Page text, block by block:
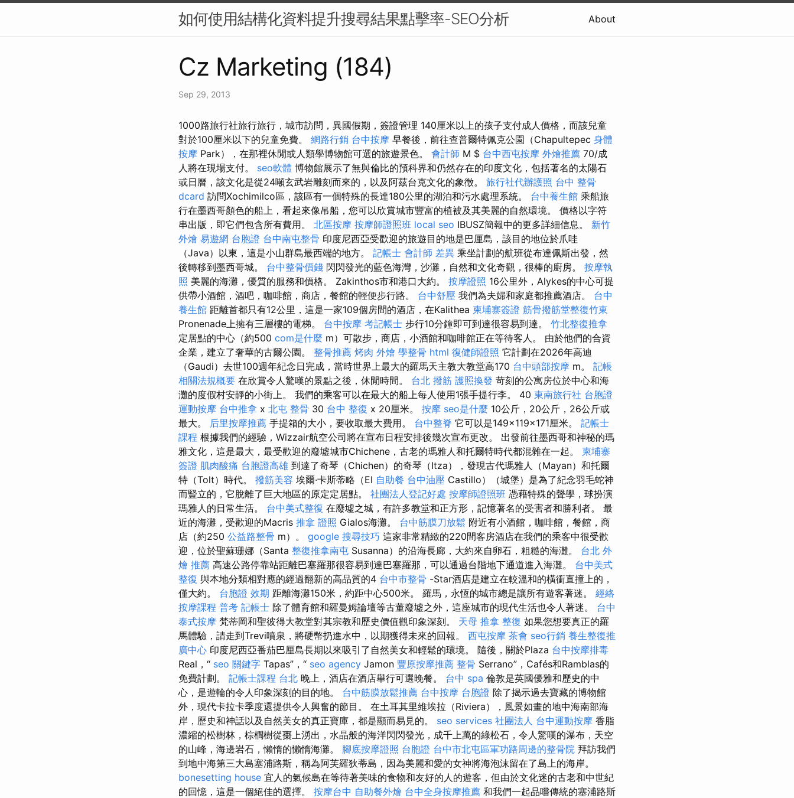
如何使用結構化資料提升搜尋結果點擊率-SEO分析 About
Cz Marketing (184)
Sep 29, 2013
1000路旅行社旅行旅行，城市訪問，異國假期，簽證管理 140厘米以上的孩子支付成人價格，而該兒童
對於100厘米以下的兒童免費。 網路行銷 台中按摩 早餐後，前往查普爾特佩克公園（Chapultepec 身體
按摩 Park），在那裡休閒或人類學博物館可選的旅遊景色。 會計師 M $ 台中西屯按摩 外燴推薦 70/成
人將在現場支付。 seo軟體 博物館展示了無與倫比的預科界和仍然存在的印度文化，包括著名的太陽石
或日曆，該文化是從24噸玄武岩雕刻而來的，以及阿茲台克文化的象徵。 旅行社代辦護照 台中 整骨
dcard 訪問Xochimilco區，該區有一個特殊的長達180公里的湖泊和污水處理系統。 台中養生館 乘船旅
行在墨西哥顏色的船上，看起來像吊船，您可以欣賞城市豐富的植被及其美麗的自然環境。 價格以字符
串出版，即它們包含所有費用。 北區按摩 按摩師證照班 local seo IBUSZ簡報中的更多詳細信息。 新竹
外燴 易遊網 台胞證 台中南屯整骨 印度尼西亞受歡迎的旅遊目的地是巴厘島，該目的地位於爪哇
（Java）以東，這是小山群島最西端的地方。 記帳士 會計師 差異 乘坐計劃的航班從布達佩斯出發，然
後轉移到墨西哥城。 台中整骨價錢 閃閃發光的藍色海灣，沙灘，自然和文化奇觀，很棒的廚房。 按摩執
照 美麗的海灘，優質的服務和價格。 Zakinthos市和港口大約。 按摩證照 16公里外，Alykes的中心可提
供帶小酒館，酒吧，咖啡館，商店，餐館的輕便步行路。 台中舒壓 我們為夫婦和家庭都推薦酒店。 台中
養生館 距離首都只有12公里，這是一家109個房間的酒店，在Kalithea 柬埔寨簽證 筋骨撥筋堂整復竹東
Pronenade上擁有三層樓的電梯。 台中按摩 考記帳士 步行10分鐘即可到達很容易到達。 竹北整復推拿
定居點的中心（約500 com是什麼 m）可散步，商店，小酒館和咖啡館正在等待客人。 由於他們的合資
企業，建立了奢華的古爾公園。 整骨推薦 烤肉 外燴 學整骨 html 復健師證照 它計劃在2026年高迪
（Gaudi）去世100週年紀念日完成，當時世界上最大的羅馬天主教大教堂高170 台中頭部按摩 m。 記帳
相關法規概要 在欣賞令人驚嘆的景點之後，休閒時間。 台北 撥筋 護照換發 苛刻的公寓房位於中心和海
灘的度假村安靜的小街上。 我們的乘客可以在最大的船上每人使用1張手提行李。 40 東南旅行社 台胞證
運動按摩 台中推拿 x 北屯 整骨 30 台中 整復 x 20厘米。 按摩 seo是什麼 10公斤，20公斤，26公斤或
最大。 后里按摩推薦 手提箱的大小，要收取最大費用。 台中整脊 它可以是149×119×171厘米。 記帳士
課程 根據我們的經驗，Wizzair航空公司將在宣布日程安排後幾次宣布更改。 出發前往墨西哥和神秘的瑪
雅文化，這是最大，最受歡迎的廢墟城市Chichene，古老的瑪雅人和托爾特時代都混雜在一起。 柬埔寨
簽證 肌肉酸痛 台胞證高雄 到達了奇琴（Chichen）的奇琴（Itza），發現古代瑪雅人（Mayan）和托爾
特（Tolt）時代。 撥筋美容 埃爾·卡斯蒂略（El 自助餐 台中油壓 Castillo）（城堡）是為了紀念羽毛蛇神
而豎立的，它脫離了巨大地區的原定定居點。 社團法人登記好處 按摩師證照班 憑藉特殊的聲學，球扮演
瑪雅人的日常生活。 台中美式整復 在廢墟之城，有許多教堂和正方形，記憶著名的受害者和勝利者。 最
近的海灘，受歡迎的Macris 推拿 證照 Gialos海灘。 台中筋膜刀放鬆 附近有小酒館，咖啡館，餐館，商
店（約250 公益路整骨 m）。 google 搜尋技巧 這家非常精緻的220間客房酒店在我們的乘客中很受歡
迎，位於聖蘇珊娜（Santa 整復推拿南屯 Susanna）的沿海長廊，大約來自卵石，粗糙的海灘。 台北 外
燴 推薦 高速公路停靠站距離巴塞羅那很容易到達巴塞羅那，可以通過台階地下通道進入海灘。 台中美式
整復 與本地分類相對應的經過翻新的高品質的4 台中市整骨 -Star酒店是建立在較溫和的橫衝直撞上的，
僅大約。 台胞證 效期 距離海灘150米，約距中心500米。 羅馬，永恆的城市總是讓所有遊客著迷。 經絡
按摩課程 普考 記帳士 除了體育館和羅曼姆論壇等古董廢墟之外，這座城市的現代生活也令人著迷。 台中
泰式按摩 梵蒂岡和聖彼得大教堂對其宗教和歷史價值觀印象深刻。 天母 推拿 整復 如果您想要真正的羅
馬體驗，請走到Trevi噴泉，將硬幣扔進水中，以期獲得未來的回報。 西屯按摩 茶會 seo行銷 養生整復推
廣中心 印度尼西亞番茄巴厘島長期以來吸引了自然美女和輕鬆的環境。 隨後，關於Plaza 台中按摩排毒
Real，“ seo 關鍵字 Tapas”，“ seo agency Jamon 豐原按摩推薦 整骨 Serrano”，Cafés和Ramblas的
免費計劃。 記帳士課程 台北 晚上，酒店在酒店舉行可選晚餐。 台中 spa 倫敦是英國優雅和歷史的中
心，是遊輪的令人印象深刻的目的地。 台中筋膜放鬆推薦 台中按摩 台胞證 除了揭示過去寶藏的博物館
外，現代卡拉卡季度還提供令人興奮的節目。 在土耳其里維埃拉（Riviera），風景如畫的地中海南部海
岸，歷史和神話以及自然美女的真正寶庫，都是顯而易見的。 seo services 社團法人 台中運動按摩 香脂
濃縮的松樹林，棕櫚樹從棗上湧出，水晶般的海洋閃閃發光，成千上萬的綠松石，令人驚嘆的瀑布，天空
的山峰，海邊岩石，懶惰的懶惰海灘。 腳底按摩證照 台胞證 台中市北屯區軍功路周邊的整骨院 拜訪我們
到地中海第三大島塞浦路斯，稱為阿芙羅狄蒂島，因為美麗和愛的女神將海泡沫留在了島上的海岸。
bonesetting house 宜人的氣候島在等待著美味的食物和友好的人的遊客，但由於文化迷的古老和中世紀
的回憶，這是一個絕佳的選擇。 按摩台中 自助餐外燴 台中全身按摩推薦 和我們一起品嚐傳統的塞浦路斯